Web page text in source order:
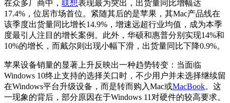
在众多厂商中， 联想表现最为突出，出货量同比增幅达
17.4%，位居市场首位。紧随其后的是苹果，其Mac产品线在
该季度出货量同比增长14.9%，增速远超行业均值，成为本季
度最引人注目的增长案例。此外，华硕和惠普分别实现14%和
10%的增长，而戴尔则出现小幅下滑，出货量同比下降0.9%。
苹果设备销量的显著上升反映出一种趋势转变：当面临
Windows 10终止支持的选择关口时，不少用户并未选择继续留
在Windows平台升级设备，而是转而购入Mac或MacBook。这
一现象的背后，部分原因在于Windows 11对硬件的较高要求。